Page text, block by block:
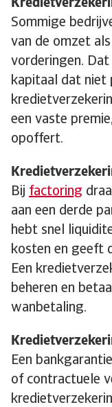
Sommige
van de omzet
vorderingen.
kapitaal dat niet
een vaste
opoffert.
Bij factoring
aan een derde
hebt snel
kosten en geeft
Een
beheren en
wanbetaling.
Een
of contractuele